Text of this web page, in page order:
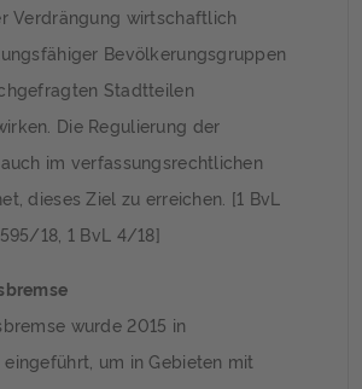
Verdrängung wirtschaftlich
Bevölkerungsgruppen
Stadtteilen
Die Regulierung der
im verfassungsrechtlichen
dieses Ziel zu erreichen. [1 BvL
18, 1 BvL 4/18]
wurde 2015 in
um in Gebieten mit